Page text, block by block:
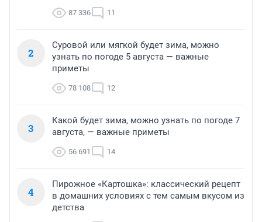
87 336 11
2
Суровой или мягкой будет зима, можно
узнать по погоде 5 августа — важные
приметы
78 108 12
3
Какой будет зима, можно узнать по погоде 7
августа, — важные приметы
56 691 14
4
Пирожное «Картошка»: классический рецепт
в домашних условиях с тем самым вкусом из
детства